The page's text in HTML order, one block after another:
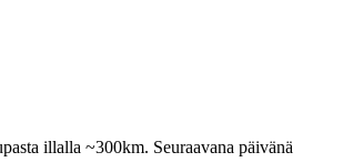
illalla ~300km. Seuraavana päivänä